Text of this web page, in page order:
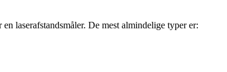
laserafstandsmåler. De mest almindelige typer er: